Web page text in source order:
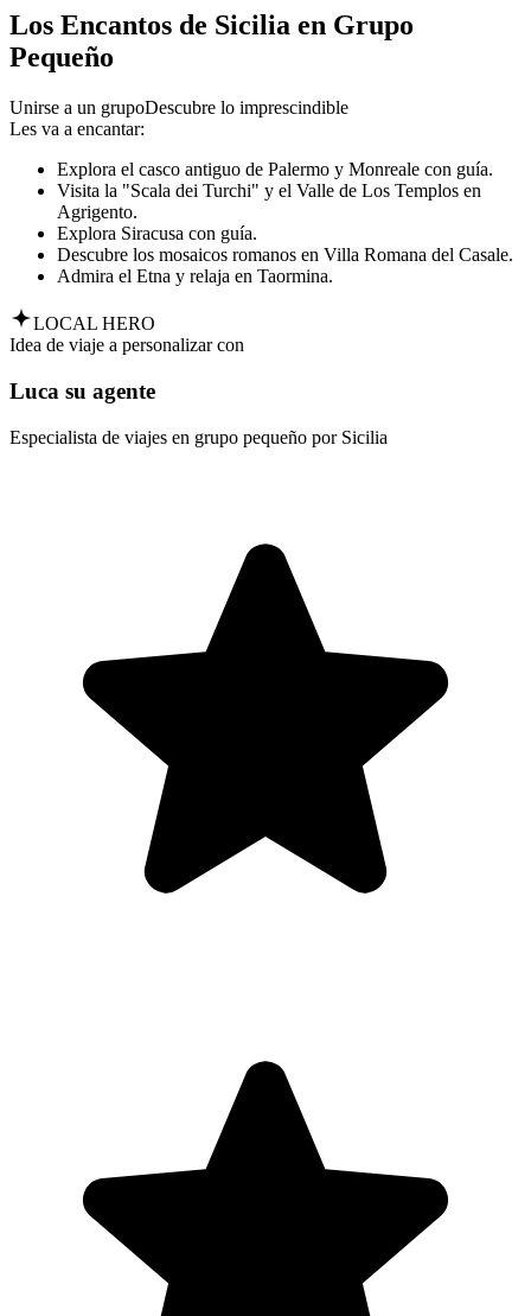
Los Encantos de Sicilia en Grupo
Pequeño
Unirse a un grupoDescubre lo imprescindible
Les va a encantar:
Explora el casco antiguo de Palermo y Monreale con guía.
Visita la "Scala dei Turchi" y el Valle de Los Templos en
Agrigento.
Explora Siracusa con guía.
Descubre los mosaicos romanos en Villa Romana del Casale.
Admira el Etna y relaja en Taormina.
LOCAL HERO
Idea de viaje a personalizar con
Luca su agente
Especialista de viajes en grupo pequeño por Sicilia